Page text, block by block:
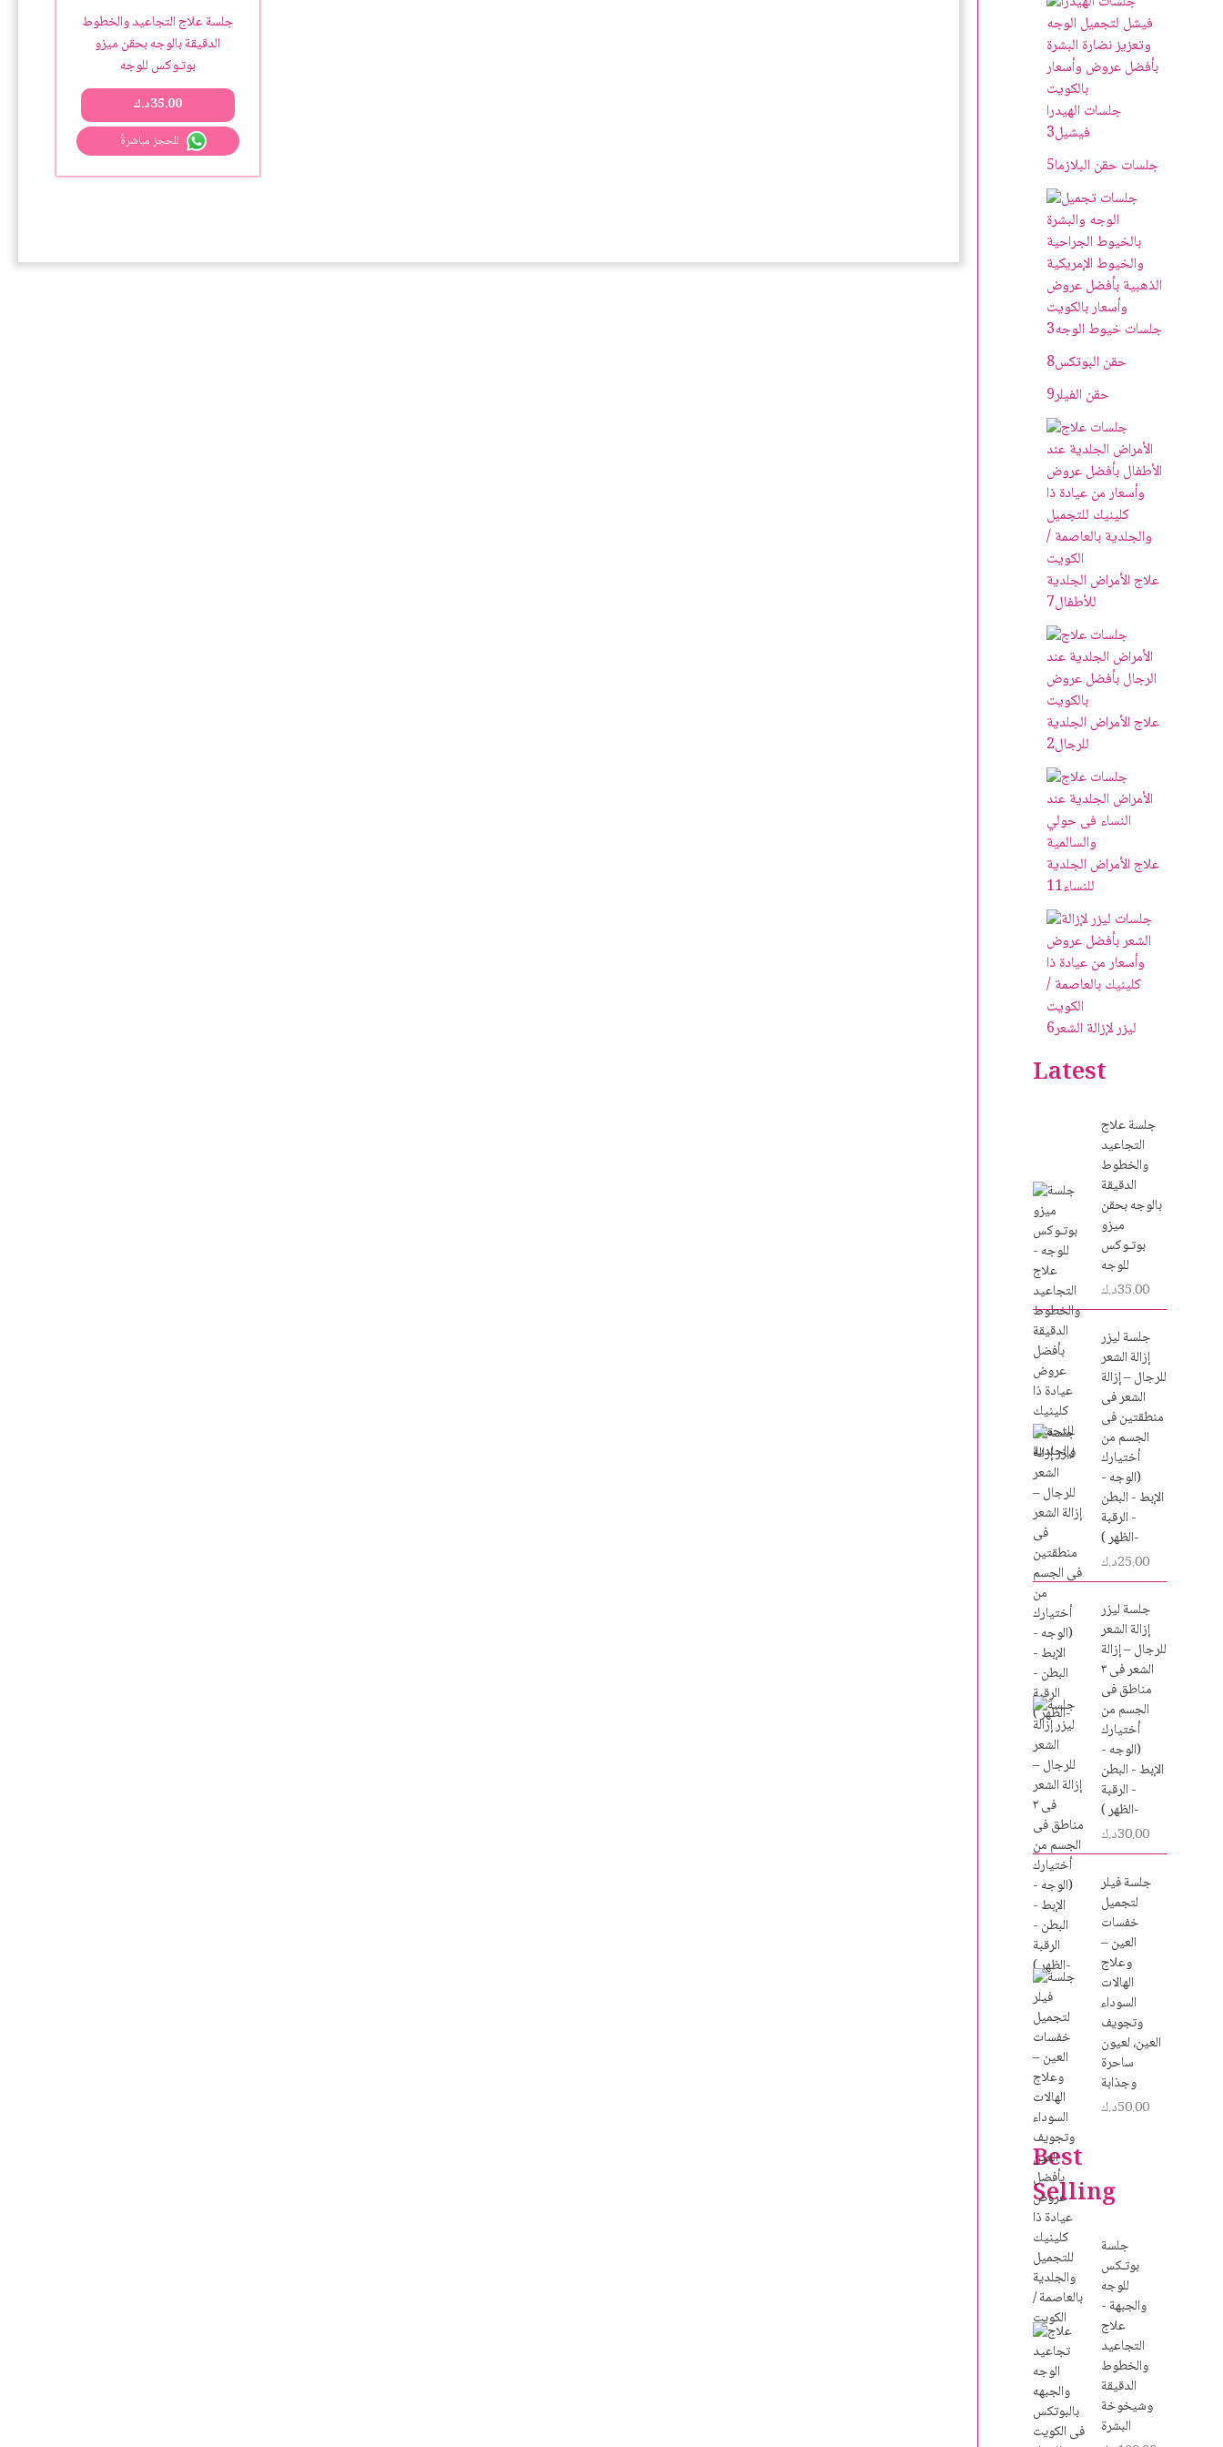
جلسة علاج التجاعيد والخطوط
الدقيقة بالوجه بحقن ميزو
بوتـوكس للوجه
35.00د.ك
للحجز مباشرةً
جلسات الهيدرا
فيشيل3
جلسات حقن البلازما5
جلسات خيوط الوجه3
حقن البوتکس8
حقن الفيلر9
علاج الأمراض الجلدية
للأطفال7
علاج الأمراض الجلدية
للرجال2
علاج الأمراض الجلدية
للنساء11
ليزر لإزالة الشعر6
Latest
جلسة علاج
التجاعيد
والخطوط
الدقيقة
بالوجه بحقن
ميزو
بوتـوكس
للوجه
35.00د.ك
جلسة ليزر
إزالة الشعر
للرجال – إزالة
الشعر فى
منطقتين فى
الجسم من
أختيارك
(الوجه -
الإبط - البطن
- الرقبة
-الظهر )
25.00د.ك
جلسة ليزر
إزالة الشعر
للرجال – إزالة
الشعر فى ٣
مناطق فى
الجسم من
أختيارك
(الوجه -
الإبط - البطن
- الرقبة
-الظهر )
30.00د.ك
جلسة فيلر
لتجميل
خفسات
العين –
وعلاج
الهالات
السوداء
وتجويف
العين، لعيون
ساحرة
وجذابة
50.00د.ك
Best
Selling
جلسة
بوتـكس
للوجه
والجبهة -
علاج
التجاعيد
والخطوط
الدقيقة
وشيخوخة
البشرة